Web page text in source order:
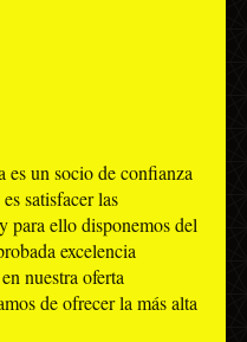
es un socio de confianza
satisfacer las
para ello disponemos del
excelencia
nuestra oferta
de ofrecer la más alta